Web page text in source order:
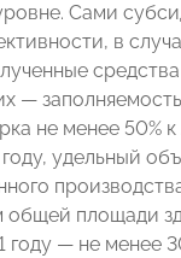
Сами
в
—
не менее 50% к
удельный
общей площади
году — не менее